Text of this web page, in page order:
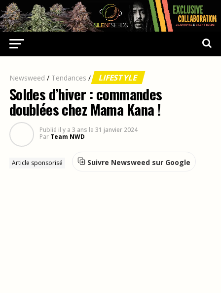
Newsweed / Tendances / LIFESTYLE
Soldes d’hiver : commandes
doublées chez Mama Kana !
Publié il y a 3 ans le 31 janvier 2024
Par Team NWD
Article sponsorisé Suivre Newsweed sur Google